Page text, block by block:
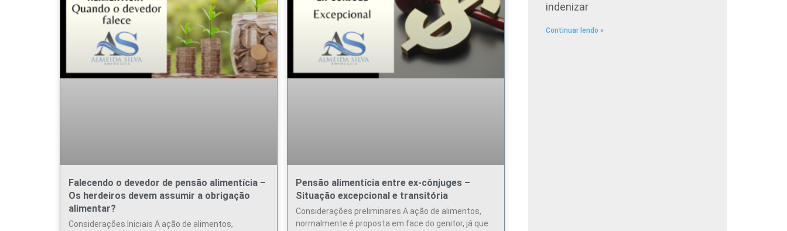
Falecendo o devedor de pensão alimentícia –
Os herdeiros devem assumir a obrigação
alimentar?
Considerações Iniciais A ação de alimentos,
Pensão alimentícia entre ex-cônjuges –
Situação excepcional e transitória
Considerações preliminares A ação de alimentos,
normalmente é proposta em face do genitor, já que
indenizar
Continuar lendo »